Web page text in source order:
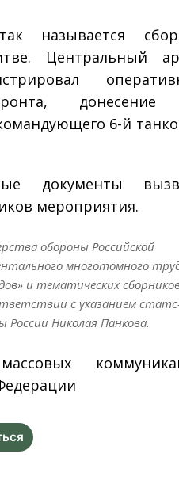
называется
Центральный
6-й
документы
мероприятия.
обороны Российской
многотомного
и тематических
с указанием
Николая Панкова.